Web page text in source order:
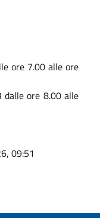
ore 7.00 alle ore
dalle ore 8.00 alle
09:51